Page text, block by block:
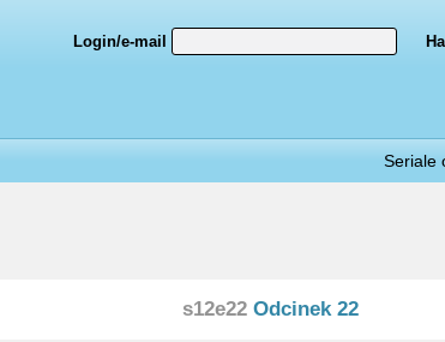
Login/e-mail
Seriale
s12e22Odcinek 22